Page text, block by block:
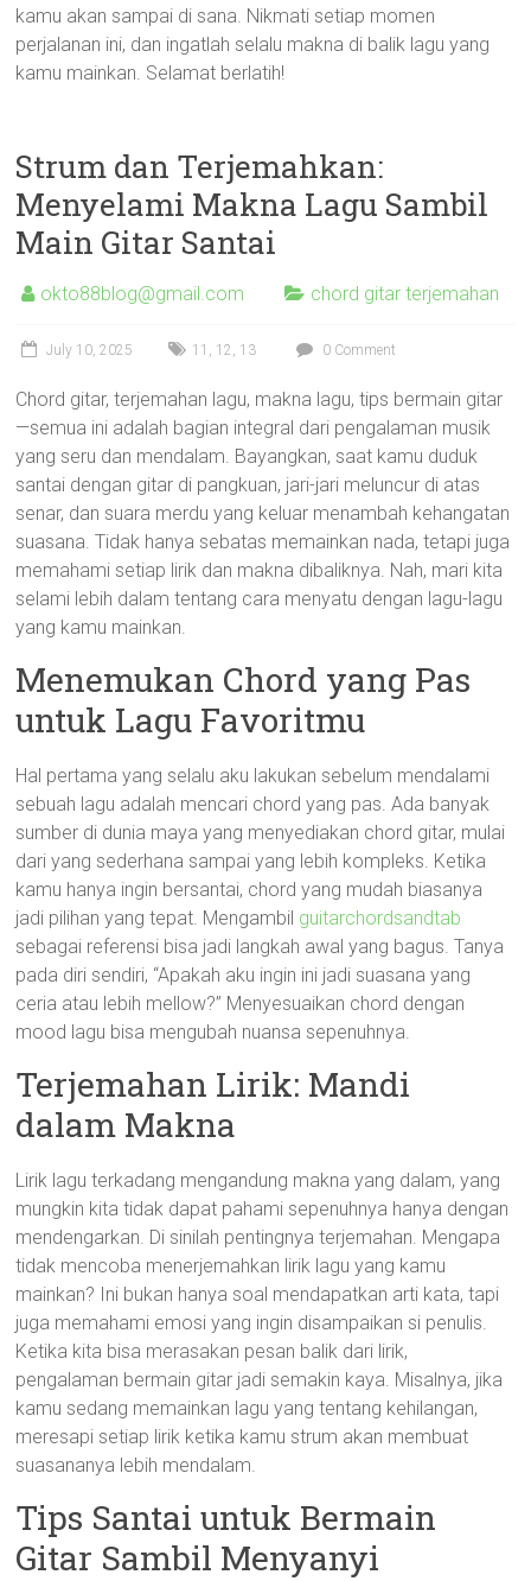
kamu akan sampai di sana. Nikmati setiap momen
perjalanan ini, dan ingatlah selalu makna di balik lagu yang
kamu mainkan. Selamat berlatih!
Strum dan Terjemahkan:
Menyelami Makna Lagu Sambil
Main Gitar Santai
okto88blog@gmail.com chord gitar terjemahan
July 10, 2025 11 , 12 , 13 0 Comment
Chord gitar, terjemahan lagu, makna lagu, tips bermain gitar
—semua ini adalah bagian integral dari pengalaman musik
yang seru dan mendalam. Bayangkan, saat kamu duduk
santai dengan gitar di pangkuan, jari-jari meluncur di atas
senar, dan suara merdu yang keluar menambah kehangatan
suasana. Tidak hanya sebatas memainkan nada, tetapi juga
memahami setiap lirik dan makna dibaliknya. Nah, mari kita
selami lebih dalam tentang cara menyatu dengan lagu-lagu
yang kamu mainkan.
Menemukan Chord yang Pas
untuk Lagu Favoritmu
Hal pertama yang selalu aku lakukan sebelum mendalami
sebuah lagu adalah mencari chord yang pas. Ada banyak
sumber di dunia maya yang menyediakan chord gitar, mulai
dari yang sederhana sampai yang lebih kompleks. Ketika
kamu hanya ingin bersantai, chord yang mudah biasanya
jadi pilihan yang tepat. Mengambil guitarchordsandtab
sebagai referensi bisa jadi langkah awal yang bagus. Tanya
pada diri sendiri, “Apakah aku ingin ini jadi suasana yang
ceria atau lebih mellow?” Menyesuaikan chord dengan
mood lagu bisa mengubah nuansa sepenuhnya.
Terjemahan Lirik: Mandi
dalam Makna
Lirik lagu terkadang mengandung makna yang dalam, yang
mungkin kita tidak dapat pahami sepenuhnya hanya dengan
mendengarkan. Di sinilah pentingnya terjemahan. Mengapa
tidak mencoba menerjemahkan lirik lagu yang kamu
mainkan? Ini bukan hanya soal mendapatkan arti kata, tapi
juga memahami emosi yang ingin disampaikan si penulis.
Ketika kita bisa merasakan pesan balik dari lirik,
pengalaman bermain gitar jadi semakin kaya. Misalnya, jika
kamu sedang memainkan lagu yang tentang kehilangan,
meresapi setiap lirik ketika kamu strum akan membuat
suasananya lebih mendalam.
Tips Santai untuk Bermain
Gitar Sambil Menyanyi